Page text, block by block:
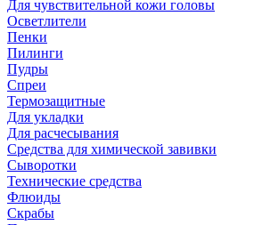
Для чувствительной кожи головы
Осветлители
Пенки
Пилинги
Пудры
Спреи
Термозащитные
Для укладки
Для расчесывания
Средства для химической завивки
Сыворотки
Технические средства
Флюиды
Скрабы